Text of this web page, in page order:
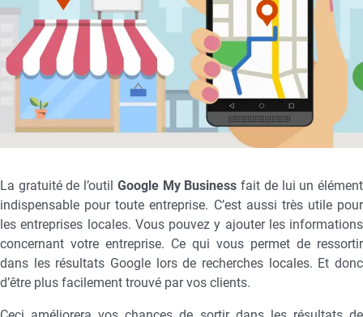
La gratuité de l’outil Google My Business fait de lui un élément
indispensable pour toute entreprise. C’est aussi très utile pour
les entreprises locales. Vous pouvez y ajouter les informations
concernant votre entreprise. Ce qui vous permet de ressortir
dans les résultats Google lors de recherches locales. Et donc
d’être plus facilement trouvé par vos clients.